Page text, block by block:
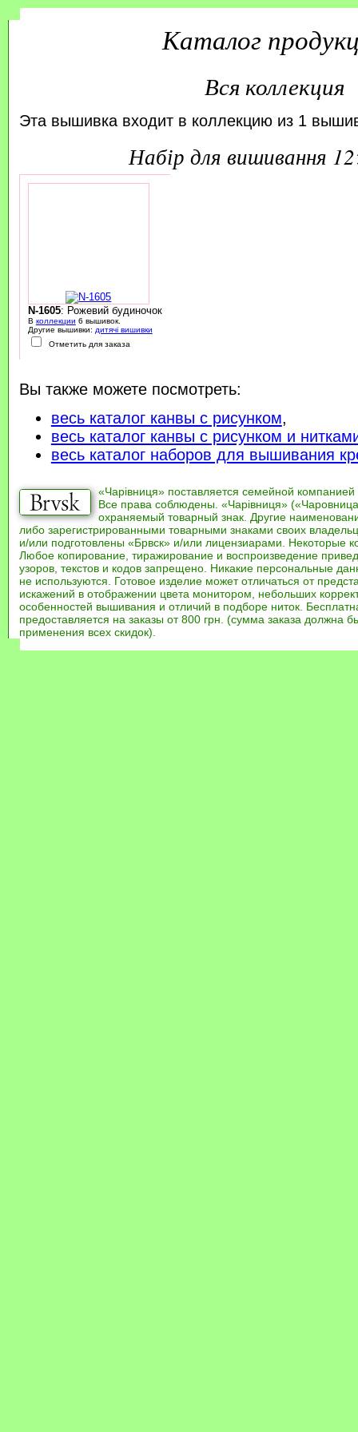
Каталог
Вся коллекция
Эта вышивка входит в коллекцию из 1
набір для вишивання
N-1605: Рожевий будиночок
В коллекции 6 вышивок.
Другие вышивки: дитячі вишивки
Отметить для заказа
Вы также можете посмотреть:
весь каталог канвы с рисунком,
весь каталог канвы с рисунком и
весь каталог наборов для вышивания
«Чарівниця» поставляется семейной компанией
Все права соблюдены. «Чарівниця»
охраняемый товарный знак. Другие
либо зарегистрированными товарными знаками своих
и/или подготовлены «Брвск» и/или лицензиарами. Некоторые
Любое копирование, тиражирование и воспроизведение
узоров, текстов и кодов запрещено. Никакие персональные
не используются. Готовое изделие может отличаться от
искажений в отображении цвета монитором, небольших
особенностей вышивания и отличий в подборе ниток.
предоставляется на заказы от 800 грн. (сумма заказа должна
применения всех скидок).